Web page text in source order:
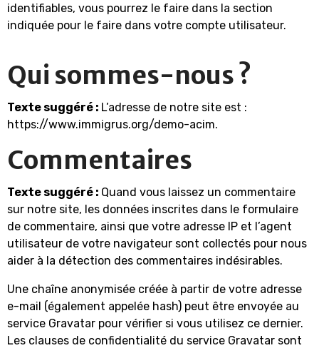
identifiables, vous pourrez le faire dans la section
indiquée pour le faire dans votre compte utilisateur.
Qui sommes-nous ?
Texte suggéré : L’adresse de notre site est :
https://www.immigrus.org/demo-acim.
Commentaires
Texte suggéré : Quand vous laissez un commentaire
sur notre site, les données inscrites dans le formulaire
de commentaire, ainsi que votre adresse IP et l’agent
utilisateur de votre navigateur sont collectés pour nous
aider à la détection des commentaires indésirables.
Une chaîne anonymisée créée à partir de votre adresse
e-mail (également appelée hash) peut être envoyée au
service Gravatar pour vérifier si vous utilisez ce dernier.
Les clauses de confidentialité du service Gravatar sont